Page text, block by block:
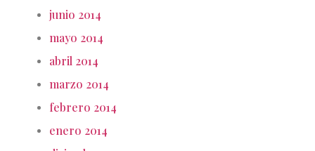
junio 2014
mayo 2014
abril 2014
marzo 2014
febrero 2014
enero 2014